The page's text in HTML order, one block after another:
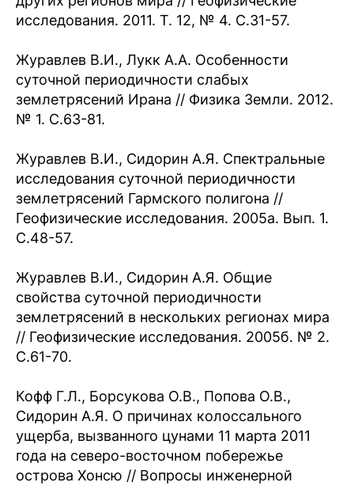
исследования. 2011. Т. 12, № 4. С.31-57.
Журавлев В.И., Лукк А.А. Особенности
суточной периодичности слабых
землетрясений Ирана // Физика Земли. 2012.
№ 1. С.63-81.
Журавлев В.И., Сидорин А.Я. Спектральные
исследования суточной периодичности
землетрясений Гармского полигона //
Геофизические исследования. 2005а. Вып. 1.
С.48-57.
Журавлев В.И., Сидорин А.Я. Общие
свойства суточной периодичности
землетрясений в нескольких регионах мира
// Геофизические исследования. 2005б. № 2.
С.61-70.
Кофф Г.Л., Борсукова О.В., Попова О.В.,
Сидорин А.Я. О причинах колоссального
ущерба, вызванного цунами 11 марта 2011
года на северо-восточном побережье
острова Хонсю // Вопросы инженерной